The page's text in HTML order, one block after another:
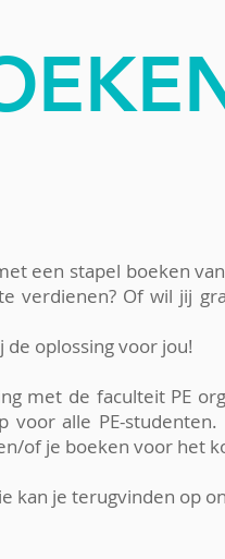
een stapel boeken
verdienen? Of wil jij
de oplossing voor jou!
met de faculteit PE
voor alle PE-
of je boeken voor het
kan je terugvinden op